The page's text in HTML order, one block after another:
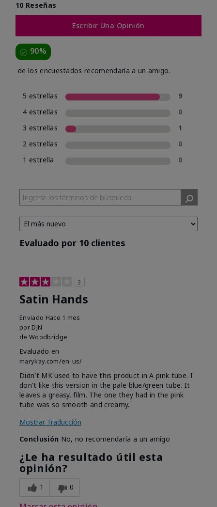
10 Reseñas
Escribir Una Opinión
90%
de los encuestados recomendaría a un amigo.
5 estrellas
9
4 estrellas
0
3 estrellas
1
2 estrellas
0
1 estrella
0
Evaluado por 10 clientes
3
Satin Hands
Enviado Hace 1 mes
por DJN
de Woodbridge
Evaluado en
marykay.com/en-us/
Didn't MK used to have this product in A pink tube. I
don't like this version in the pale blue/green tube. It
leaves a greasy. film. The one they had in the pink
tube was so smooth and creamy.
Mostrar Traducción
Conclusión No, no recomendaría a un amigo
¿Le ha resultado útil esta
opinión?
1 0